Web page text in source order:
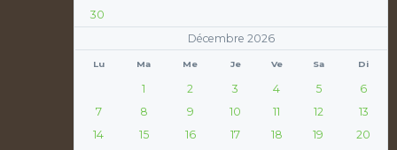
30
Décembre 2026
Lu Ma Me Je Ve Sa Di
1 2 3 4 5
6
7
8 9 10 11 12
13
14
15 16 17 18 19
20